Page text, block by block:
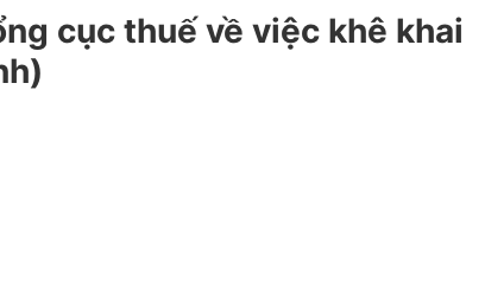
cục thuế về việc khê khai